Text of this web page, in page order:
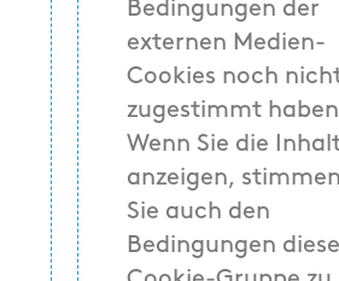
Bedingungen der
externen Medien-
Cookies noch
zugestimmt
Wenn Sie die
anzeigen, stimmen
Sie auch den
Bedingungen